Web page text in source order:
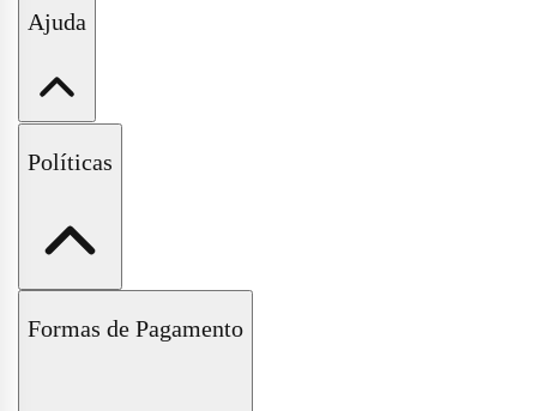
Minha Conta
Wishlist
Ajuda
Fale Conosco
Políticas
Políticas de Trocas e Devoluções
Formas de Pagamento